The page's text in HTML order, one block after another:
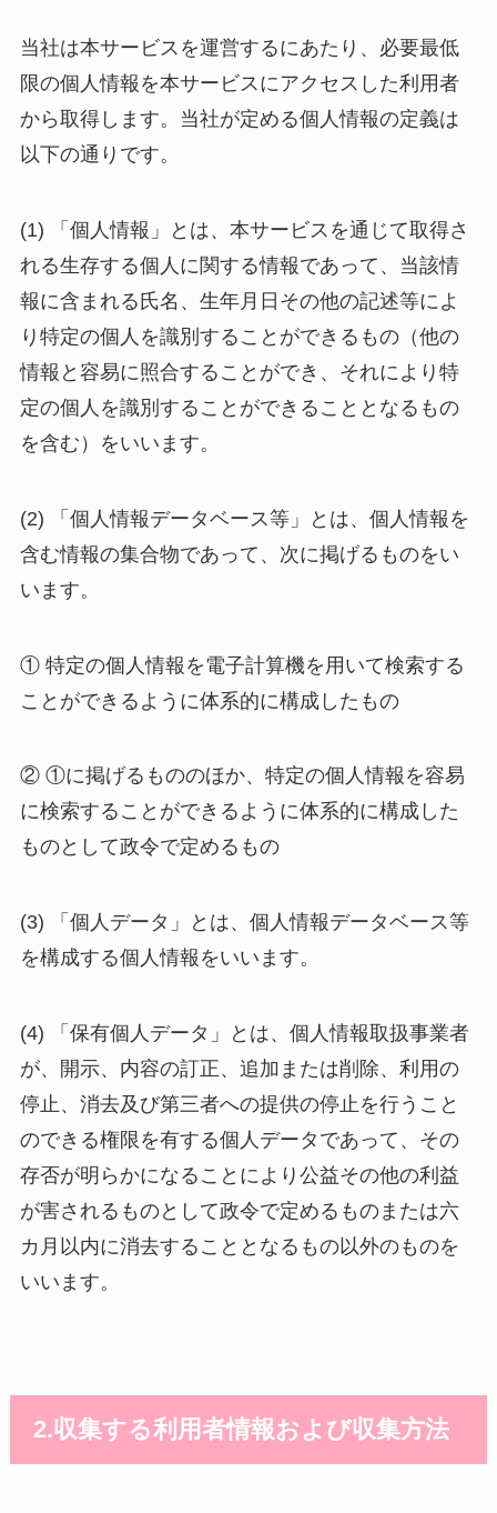
当社は本サービスを運営するにあたり、必要最低
限の個人情報を本サービスにアクセスした利用者
から取得します。当社が定める個人情報の定義は
以下の通りです。
(1) 「個人情報」とは、本サービスを通じて取得さ
れる生存する個人に関する情報であって、当該情
報に含まれる氏名、生年月日その他の記述等によ
り特定の個人を識別することができるもの（他の
情報と容易に照合することができ、それにより特
定の個人を識別することができることとなるもの
を含む）をいいます。
(2) 「個人情報データベース等」とは、個人情報を
含む情報の集合物であって、次に掲げるものをい
います。
① 特定の個人情報を電子計算機を用いて検索する
ことができるように体系的に構成したもの
② ①に掲げるもののほか、特定の個人情報を容易
に検索することができるように体系的に構成した
ものとして政令で定めるもの
(3) 「個人データ」とは、個人情報データベース等
を構成する個人情報をいいます。
(4) 「保有個人データ」とは、個人情報取扱事業者
が、開示、内容の訂正、追加または削除、利用の
停止、消去及び第三者への提供の停止を行うこと
のできる権限を有する個人データであって、その
存否が明らかになることにより公益その他の利益
が害されるものとして政令で定めるものまたは六
カ月以内に消去することとなるもの以外のものを
いいます。
2.収集する利用者情報および収集方法